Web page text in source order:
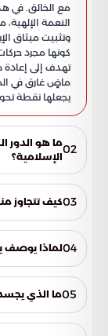
مع الخالق. في
النعمة
وتثبيت ميثاق
كونها مجرد
تهدف إلى إعادة
ماضٍ غارق في
يجعلها نقطة
02ما هو الدور
الإسلامية؟
تبرز فيه أعظم
المؤمن فرصة
03كيف تتجاوز
والوجداني،
بين حياة سابقة
04لماذا يوصف
الإلهية لتغمر
اليوم، تذوب
05ما الذي